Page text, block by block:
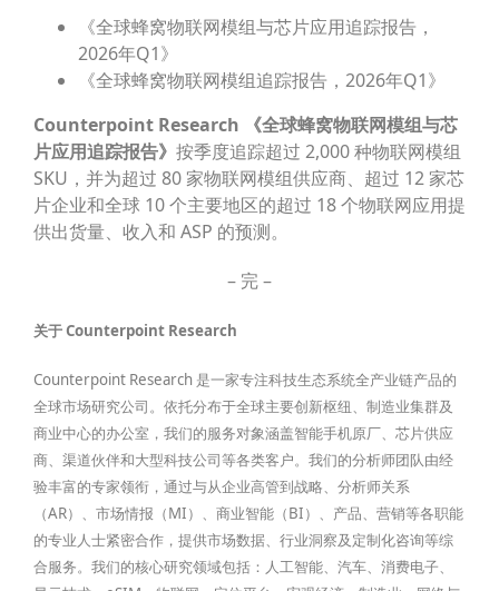
《全球蜂窝物联网模组与芯片应用追踪报告，
2026年Q1》
《全球蜂窝物联网模组追踪报告，2026年Q1》
Counterpoint Research 《全球蜂窝物联网模组与芯
片应用追踪报告》 按季度追踪超过 2,000 种物联网模组
SKU，并为超过 80 家物联网模组供应商、超过 12 家芯
片企业和全球 10 个主要地区的超过 18 个物联网应用提
供出货量、收入和 ASP 的预测。
– 完 –
关于Counterpoint Research
Counterpoint Research 是一家专注科技生态系统全产业链产品的
全球市场研究公司。依托分布于全球主要创新枢纽、制造业集群及
商业中心的办公室，我们的服务对象涵盖智能手机原厂、芯片供应
商、渠道伙伴和大型科技公司等各类客户。我们的分析师团队由经
验丰富的专家领衔，通过与从企业高管到战略、分析师关系
（AR）、市场情报（MI）、商业智能（BI）、产品、营销等各职能
的专业人士紧密合作，提供市场数据、行业洞察及定制化咨询等综
合服务。我们的核心研究领域包括：人工智能、汽车、消费电子、